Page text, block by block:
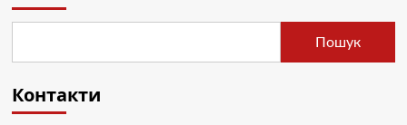
Пошук
Контакти